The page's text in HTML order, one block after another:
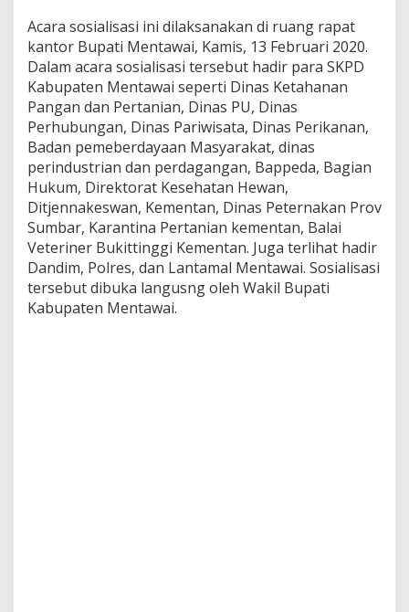
a
l
i
s
s
i
Acara sosialisasi ini dilaksanakan di ruang rapat
kantor Bupati Mentawai, Kamis, 13 Februari 2020.
Dalam acara sosialisasi tersebut hadir para SKPD
Kabupaten Mentawai seperti Dinas Ketahanan
Pangan dan Pertanian, Dinas PU, Dinas
Perhubungan, Dinas Pariwisata, Dinas Perikanan,
Badan pemeberdayaan Masyarakat, dinas
perindustrian dan perdagangan, Bappeda, Bagian
Hukum, Direktorat Kesehatan Hewan,
Ditjennakeswan, Kementan, Dinas Peternakan Prov
Sumbar, Karantina Pertanian kementan, Balai
Veteriner Bukittinggi Kementan. Juga terlihat hadir
Dandim, Polres, dan Lantamal Mentawai. Sosialisasi
tersebut dibuka langusng oleh Wakil Bupati
Kabupaten Mentawai.